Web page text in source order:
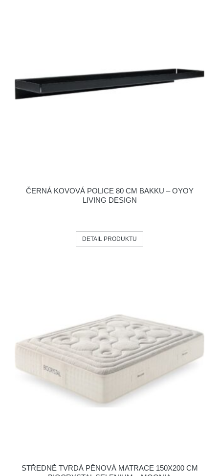
ČERNÁ KOVOVÁ POLICE 80 CM BAKKU – OYOY
LIVING DESIGN
DETAIL PRODUKTU
STŘEDNĚ TVRDÁ PĚNOVÁ MATRACE 150X200 CM